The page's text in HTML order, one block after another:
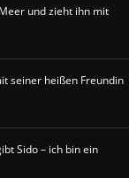
und zieht ihn mit
seiner heißen Freundin
Sido – ich bin ein